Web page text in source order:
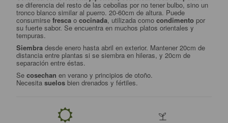
se diferencia del resto de las cebollas por no tener bulbo, sino un
tronco blanco similar al puerro. 20-60cm de altura. Puede
consumirsefresca ococinada, utilizada comocondimento por
su fuerte sabor. Se encuentra en muchos platos orientales y
tempuras.
Siembra desde enero hasta abril en exterior. Mantener 20cm de
distancia entre plantas si se siembra en hileras, y 20cm de
separación entre éstas.
Secosechan en verano y principios de otoño.
Necesitasuelos bien drenados y fértiles.